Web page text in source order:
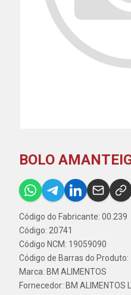
BOLO
Código do Fabricante: 00.239
Código: 20741
Código NCM: 19059090
Código de Barras do
Marca: BM ALIMENTOS
Fornecedor: BM ALIMENTOS